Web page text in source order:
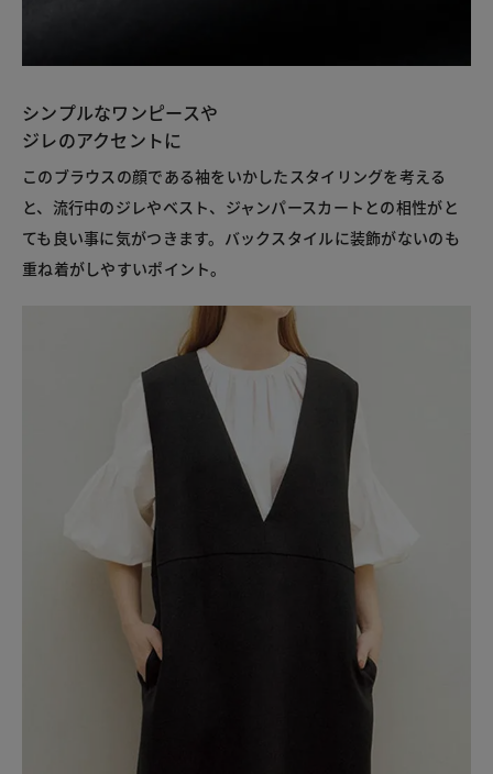
シンプルなワンピースや
ジレのアクセントに
このブラウスの顔である袖をいかしたスタイリングを考える
と、流行中のジレやベスト、ジャンパースカートとの相性がと
ても良い事に気がつきます。バックスタイルに装飾がないのも
重ね着がしやすいポイント。